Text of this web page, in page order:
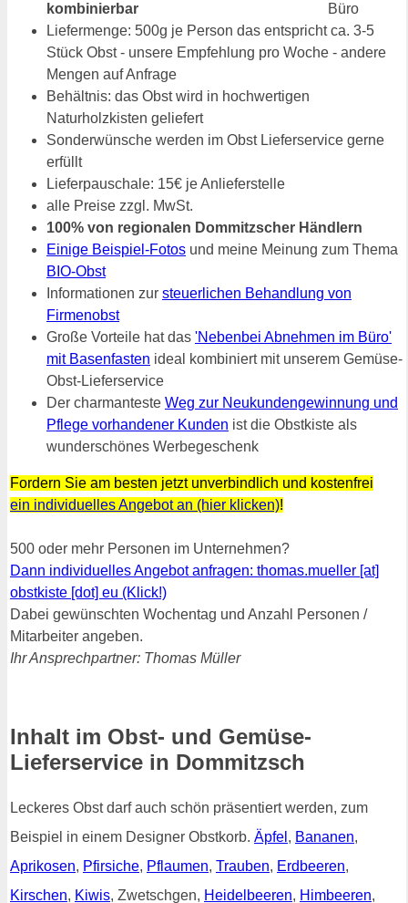
kombinierbar
Liefermenge: 500g je Person das entspricht ca. 3-5
Stück Obst - unsere Empfehlung pro Woche - andere
Mengen auf Anfrage
Behältnis: das Obst wird in hochwertigen
Naturholzkisten geliefert
Sonderwünsche werden im Obst Lieferservice gerne
erfüllt
Lieferpauschale: 15€ je Anlieferstelle
alle Preise zzgl. MwSt.
100% von regionalen Dommitzscher Händlern
Einige Beispiel-Fotos und meine Meinung zum Thema
BIO-Obst
Informationen zur steuerlichen Behandlung von
Firmenobst
Große Vorteile hat das 'Nebenbei Abnehmen im Büro'
mit Basenfasten ideal kombiniert mit unserem Gemüse-
Obst-Lieferservice
Der charmanteste Weg zur Neukundengewinnung und
Pflege vorhandener Kunden ist die Obstkiste als
wunderschönes Werbegeschenk
Fordern Sie am besten jetzt unverbindlich und kostenfrei
ein individuelles Angebot an (hier klicken)!
500 oder mehr Personen im Unternehmen?
Dann individuelles Angebot anfragen: thomas.mueller [at]
obstkiste [dot] eu (Klick!)
Dabei gewünschten Wochentag und Anzahl Personen /
Mitarbeiter angeben.
Ihr Ansprechpartner: Thomas Müller
Inhalt im Obst- und Gemüse-
Lieferservice in Dommitzsch
Leckeres Obst darf auch schön präsentiert werden, zum
Beispiel in einem Designer Obstkorb. Äpfel , Bananen,
Aprikosen, Pfirsiche, Pflaumen, Trauben, Erdbeeren,
Kirschen, Kiwis, Zwetschgen, Heidelbeeren, Himbeeren,